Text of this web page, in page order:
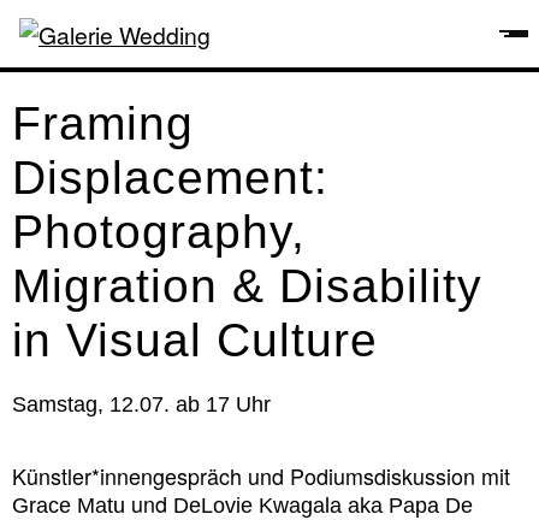
Framing
Displacement:
Photography,
Migration & Disability
in Visual Culture
Samstag, 12.07. ab 17 Uhr
Künstler*innengespräch und Podiumsdiskussion mit
Grace Matu und DeLovie Kwagala aka Papa De